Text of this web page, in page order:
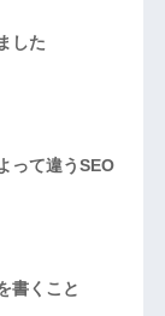
した
って違うSEO
書くこと